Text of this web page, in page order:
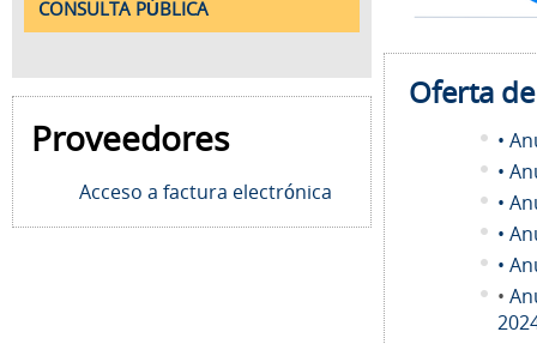
CONSULTA PÚBLICA
Proveedores
Acceso a factura electrónica
Oferta
•
•
•
•
•
•